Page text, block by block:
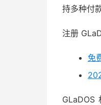
持多种付
注册
免
GLaDOS